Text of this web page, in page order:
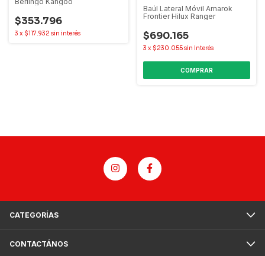
$353.796
3 x $117.932 sin interés
Baúl Lateral Móvil Amarok
Frontier Hilux Ranger
$690.165
3 x $230.055sin interés
CATEGORÍAS
CONTACTÁNOS